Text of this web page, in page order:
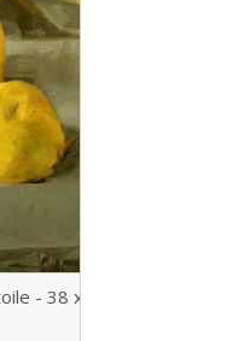
- 38 x